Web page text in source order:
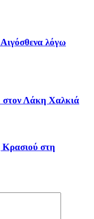
λόγω
στον Λάκη Χαλκιά
στη